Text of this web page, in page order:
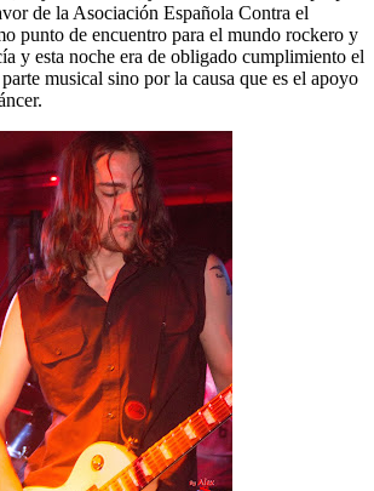
de la Asociación Española Contra el
punto de encuentro para el mundo rockero y
y esta noche era de obligado cumplimiento el
musical sino por la causa que es el apoyo